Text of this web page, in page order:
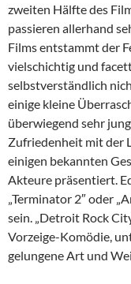
zweiten Hälfte des
passieren allerhand
Films entstammt der
vielschichtig und
selbstverständlich
einige kleine
überwiegend sehr
Zufriedenheit mit der
einigen bekannten
Akteure präsentiert.
„Terminator 2″ oder
sein. „Detroit Rock
Vorzeige-Komödie,
gelungene Art und